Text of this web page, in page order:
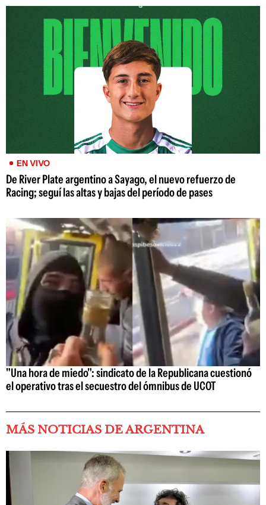
EN VIVO
De River Plate argentino a Sayago, el nuevo refuerzo de
Racing; seguí las altas y bajas del período de pases
"Una hora de miedo": sindicato de la Republicana cuestionó
el operativo tras el secuestro del ómnibus de UCOT
MÁS NOTICIAS DE ARGENTINA